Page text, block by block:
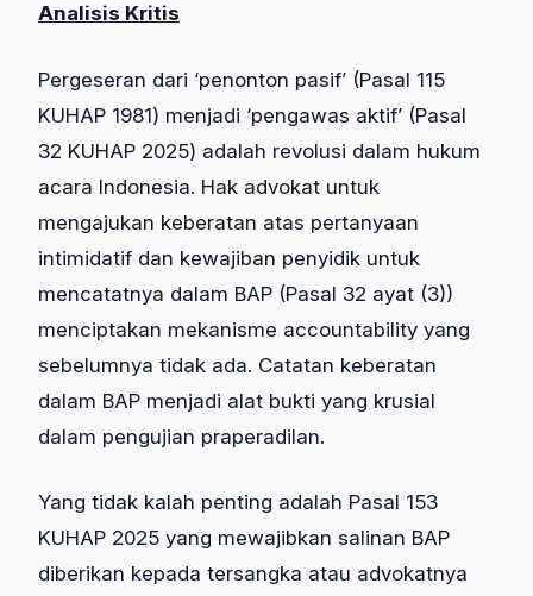
Analisis Kritis
Pergeseran dari ‘penonton pasif’ (Pasal 115
KUHAP 1981) menjadi ‘pengawas aktif’ (Pasal
32 KUHAP 2025) adalah revolusi dalam hukum
acara Indonesia. Hak advokat untuk
mengajukan keberatan atas pertanyaan
intimidatif dan kewajiban penyidik untuk
mencatatnya dalam BAP (Pasal 32 ayat (3))
menciptakan mekanisme accountability yang
sebelumnya tidak ada. Catatan keberatan
dalam BAP menjadi alat bukti yang krusial
dalam pengujian praperadilan.
Yang tidak kalah penting adalah Pasal 153
KUHAP 2025 yang mewajibkan salinan BAP
diberikan kepada tersangka atau advokatnya